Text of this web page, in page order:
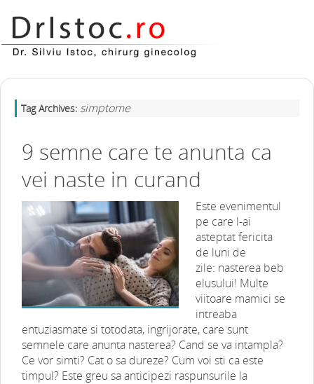
Tag Archives: simptome
9 semne care te anunta ca
vei naste in curand
Este evenimentul
pe care l-ai
asteptat fericita
de luni de
zile: nasterea beb
elusului! Multe
viitoare mamici se
intreaba
entuziasmate si totodata, ingrijorate, care sunt
semnele care anunta nasterea? Cand se va intampla?
Ce vor simti? Cat o sa dureze? Cum voi sti ca este
timpul? Este greu sa anticipezi raspunsurile la